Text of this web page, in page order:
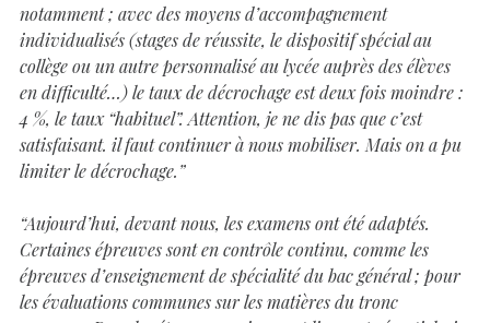
notamment ; avec des moyens d’accompagnement
individualisés (stages de réussite, le dispositif spécial au
collège ou un autre personnalisé au lycée auprès des élèves
en difficulté…) le taux de décrochage est deux fois moindre :
4 %, le taux “habituel”. Attention, je ne dis pas que c’est
satisfaisant. il faut continuer à nous mobiliser. Mais on a pu
limiter le décrochage.”
“Aujourd’hui, devant nous, les examens ont été adaptés.
Certaines épreuves sont en contrôle continu, comme les
épreuves d’enseignement de spécialité du bac général ; pour
les évaluations communes sur les matières du tronc